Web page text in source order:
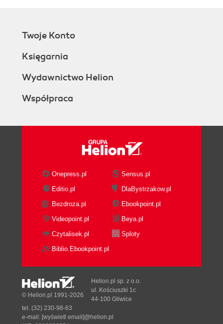
Twoje Konto
Księgarnia
Wydawnictwo Helion
Współpraca
Onepress.pl
Sensus.pl
Editio.pl
DlaBystrzakow.pl
Bezdroza.pl
Ebookpoint.pl
Videopoint.pl
Beya.pl
Czytalisek.pl
Sploty
Biblio.Ebookpoint.pl
© Helion.pl 1991-2026
Helion.pl sp. z o.o.
ul. Kościuszki 1c
44-100 Gliwice
tel. (32) 230-98-63
e-mail: [wyświetl email]@helion.pl